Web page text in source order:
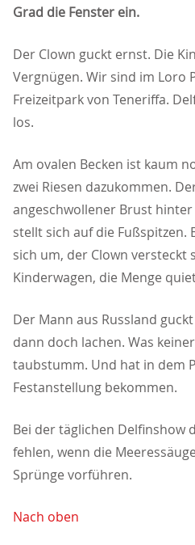
Grad die Fenster ein.
Der Clown guckt ernst. Die
Vergnügen. Wir sind im Loro
Freizeitpark von Teneriffa.
los.
Am ovalen Becken ist kaum
zwei Riesen dazukommen.
angeschwollener Brust
stellt sich auf die
sich um, der Clown versteckt
Kinderwagen, die Menge
Der Mann aus Russland
dann doch lachen. Was
taubstumm. Und hat in dem
Festanstellung bekommen.
Bei der täglichen Delfinshow
fehlen, wenn die
Sprünge vorführen.
Nach oben